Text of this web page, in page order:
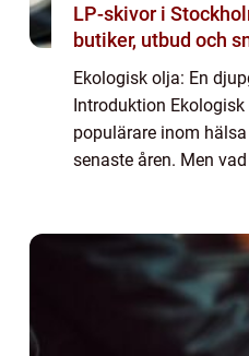
LP-skivor i
butiker, utbud och
Ekologisk olja: En
Introduktion
populärare inom
senaste åren. Men